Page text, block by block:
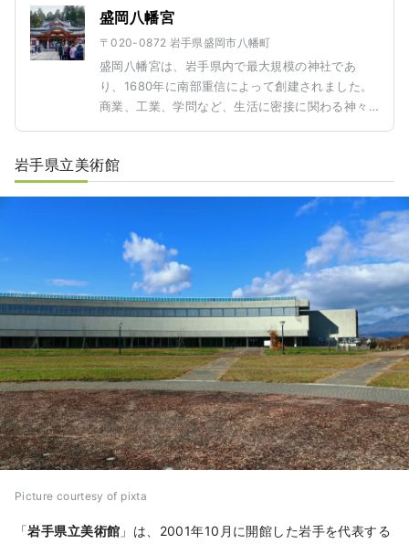
盛岡八幡宮
〒020-0872 岩手県盛岡市八幡町
盛岡八幡宮は、岩手県内で最大規模の神社であ
り、1680年に南部重信によって創建されました。
商業、工業、学問など、生活に密接に関わる神々
巧な彫刻が施された装飾が特徴で、新年の初詣や
「盛岡秋祭り」の際には、多くの地元の人々が参
拝に訪れます。盛岡市の信仰の中心であり、伝統
的な日本建築の美しさを堪能できるとともに、地
域文化と信仰を体感できる重要な場所です。
岩手県立美術館
Picture courtesy of pixta
「岩手県立美術館 」は、2001年10月に開館した岩手を代表する